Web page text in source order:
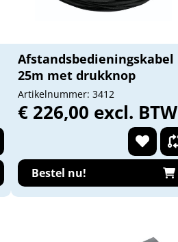
Afstandsbedieningskabel
25m met drukknop
Artikelnummer: 3412
€ 226,00 excl. BTW
Bestel nu!